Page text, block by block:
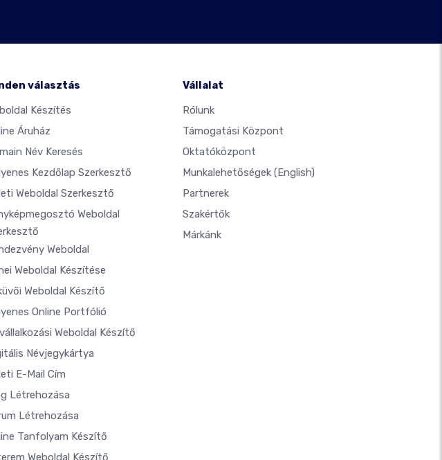
választás
Készítés
Áruház
Név Keresés
Kezdőlap Szerkesztő
Weboldal Szerkesztő
Weboldal
Weboldal
Weboldal Készítése
Weboldal Készítő
Online Portfólió
Weboldal Készítő
Névjegykártya
E-Mail Cím
Létrehozása
Létrehozása
Tanfolyam Készítő
Weboldal Készítő
Vállalat
Rólunk
Támogatási Központ
Oktatóközpont
Munkalehetőségek (English)
Partnerek
Szakértők
Márkánk